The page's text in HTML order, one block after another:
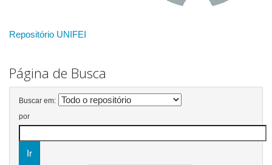
Repositório UNIFEI
Página de Busca
Buscar em:
por